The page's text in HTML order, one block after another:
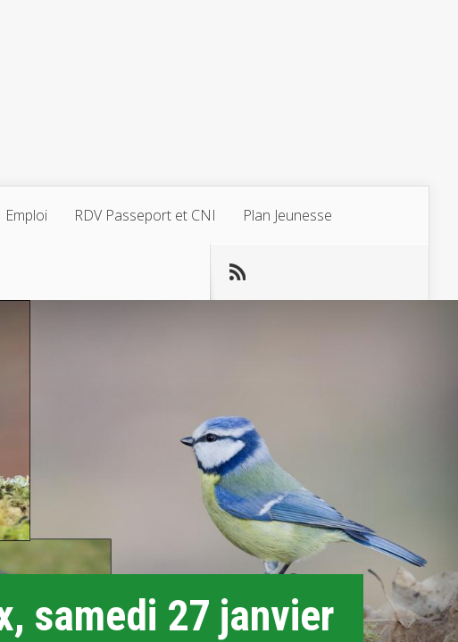
Emploi RDV Passeport et CNI Plan Jeunesse
samedi 27 janvier